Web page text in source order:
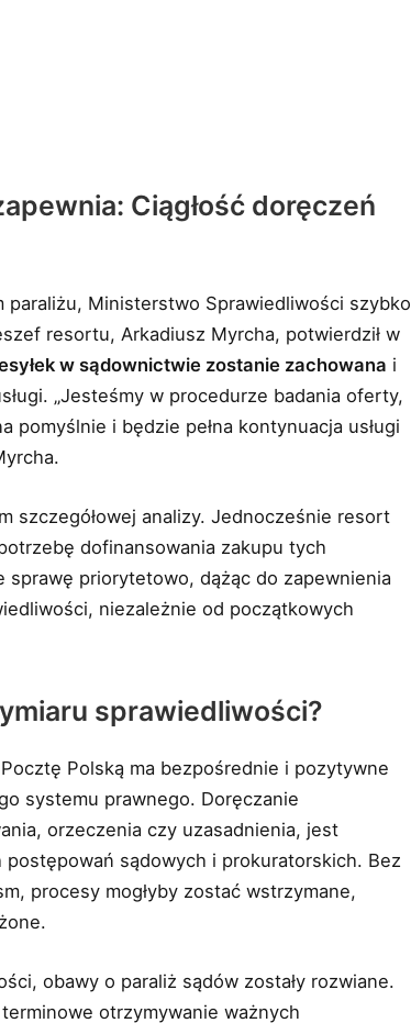
Ciągłość doręczeń
Ministerstwo Sprawiedliwości szybko
resortu, Arkadiusz Myrcha, potwierdził w
w sądownictwie zostanie zachowana i
„Jesteśmy w procedurze badania oferty,
i będzie pełna kontynuacja usługi
szczegółowej analizy. Jednocześnie resort
dofinansowania zakupu tych
sprawę priorytetowo, dążąc do zapewnienia
niezależnie od początkowych
sprawiedliwości?
Polską ma bezpośrednie i pozytywne
systemu prawnego. Doręczanie
orzeczenia czy uzasadnienia, jest
sądowych i prokuratorskich. Bez
procesy mogłyby zostać wstrzymane,
obawy o paraliż sądów zostały rozwiane.
otrzymywanie ważnych